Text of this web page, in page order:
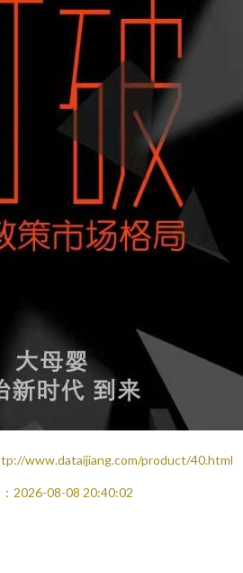
www.dataijiang.com/product/40.html
2026-08-08 20:40:02